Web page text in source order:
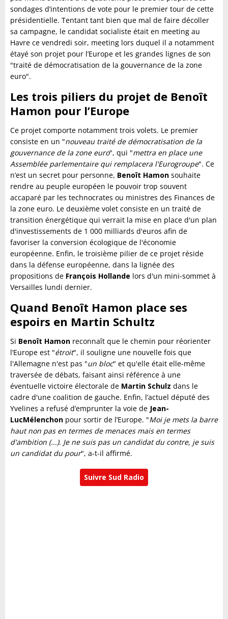
sondages d’intentions de vote pour le premier tour de cette
présidentielle. Tentant tant bien que mal de faire décoller
sa campagne, le candidat socialiste était en meeting au
Havre ce vendredi soir, meeting lors duquel il a notamment
étayé son projet pour l’Europe et les grandes lignes de son
"traité de démocratisation de la gouvernance de la zone
euro".
Les trois piliers du projet de Benoît
Hamon pour l’Europe
Ce projet comporte notamment trois volets. Le premier
consiste en un "nouveau traité de démocratisation de la
gouvernance de la zone euro", qui "mettra en place une
Assemblée parlementaire qui remplacera l'Eurogroupe". Ce
n’est un secret pour personne, Benoît Hamon souhaite
rendre au peuple européen le pouvoir trop souvent
accaparé par les technocrates ou ministres des Finances de
la zone euro. Le deuxième volet consiste en un traité de
transition énergétique qui verrait la mise en place d'un plan
d'investissements de 1 000 milliards d'euros afin de
favoriser la conversion écologique de l'économie
européenne. Enfin, le troisième pilier de ce projet réside
dans la défense européenne, dans la lignée des
propositions de François Hollande lors d'un mini-sommet à
Versailles lundi dernier.
Quand Benoît Hamon place ses
espoirs en Martin Schultz
Si Benoît Hamon reconnaît que le chemin pour réorienter
l’Europe est "étroit", il souligne une nouvelle fois que
l'Allemagne n'est pas "un bloc" et qu'elle était elle-même
traversée de débats, faisant ainsi référence à une
éventuelle victoire électorale de Martin Schulz dans le
cadre d'une coalition de gauche. Enfin, l’actuel député des
Yvelines a refusé d’emprunter la voie de Jean-
LucMélenchon pour sortir de l’Europe. "Moi je mets la barre
haut non pas en termes de menaces mais en termes
d'ambition (...). Je ne suis pas un candidat du contre, je suis
un candidat du pour", a-t-il affirmé.
Suivre Sud Radio